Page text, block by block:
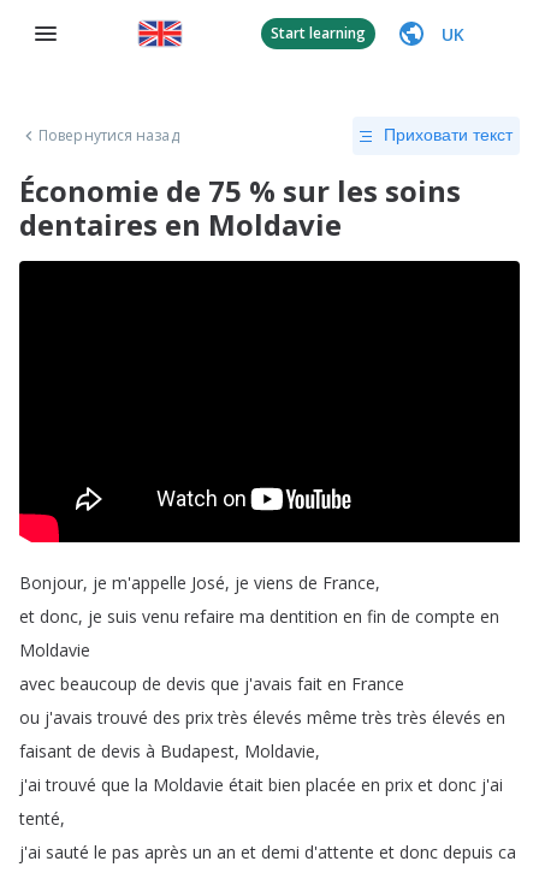
Start learning UK
Повернутися назад Приховати текст
Économie de 75 % sur les soins
dentaires en Moldavie
Bonjour, je m'appelle José, je viens de France,
et donc, je suis venu refaire ma dentition en fin de compte en
Moldavie
avec beaucoup de devis que j'avais fait en France
ou j'avais trouvé des prix très élevés même très très élevés en
faisant de devis à Budapest, Moldavie,
j'ai trouvé que la Moldavie était bien placée en prix et donc j'ai
tenté,
j'ai sauté le pas après un an et demi d'attente et donc depuis ca